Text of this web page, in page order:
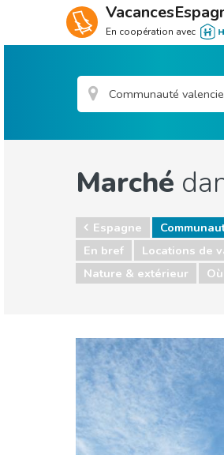
En coopération avec
Marché
Espagne
En bref
Locations de
Nature & extérieur
Cuisine & Restaurants
Sports & aventure